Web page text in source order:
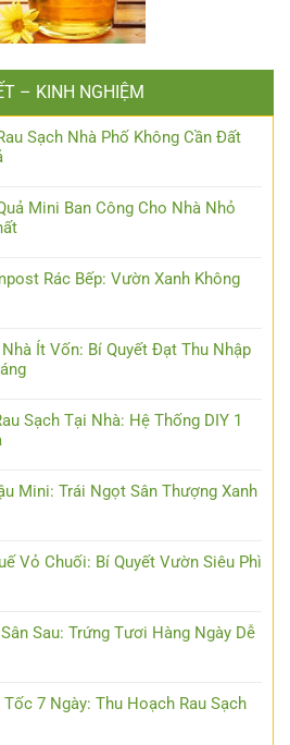
– KINH NGHIỆM
Sạch Nhà Phố Không Cần Đất
Mini Ban Công Cho Nhà Nhỏ
Rác Bếp: Vườn Xanh Không
Ít Vốn: Bí Quyết Đạt Thu Nhập
Sạch Tại Nhà: Hệ Thống DIY 1
Mini: Trái Ngọt Sân Thượng Xanh
Vỏ Chuối: Bí Quyết Vườn Siêu Phì
Sau: Trứng Tươi Hàng Ngày Dễ
Tốc 7 Ngày: Thu Hoạch Rau Sạch